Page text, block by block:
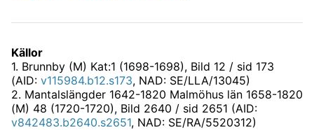
Källor
1. Brunnby (M) Kat:1 (1698-1698), Bild 12 / sid 173
(AID: v115984.b12.s173, NAD: SE/LLA/13045)
2. Mantalslängder 1642-1820 Malmöhus län 1658-1820
(M) 48 (1720-1720), Bild 2640 / sid 2651 (AID:
v842483.b2640.s2651, NAD: SE/RA/5520312)